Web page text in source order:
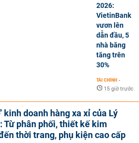
2026:
VietinBank
vươn lên
dẫn đầu, 5
nhà băng
tăng trên
30%
TÀI CHÍNH -
15 giờ trước
kinh doanh hàng xa xỉ của Lý
Từ phân phối, thiết kế kim
thời trang, phụ kiện cao cấp